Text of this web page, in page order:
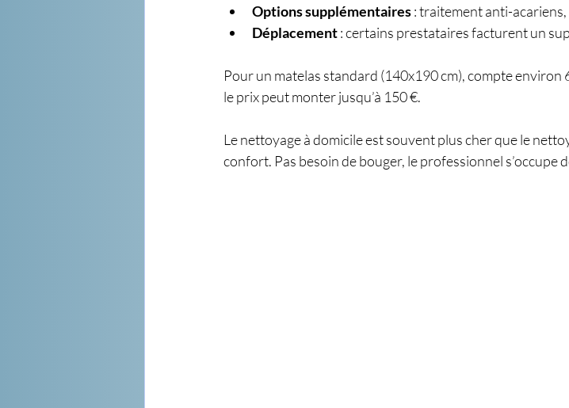
Options supplémentaires : traitement anti-
Déplacement : certains prestataires facturent un
Pour un matelas standard (140x190 cm), compte environ
le prix peut monter jusqu’à 150 €.
Le nettoyage à domicile est souvent plus cher que le
confort. Pas besoin de bouger, le professionnel s’occupe